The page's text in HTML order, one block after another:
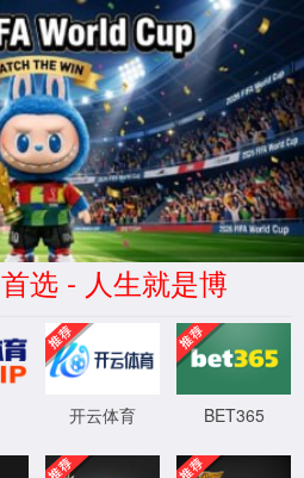
| 中文
资讯 资料汇总